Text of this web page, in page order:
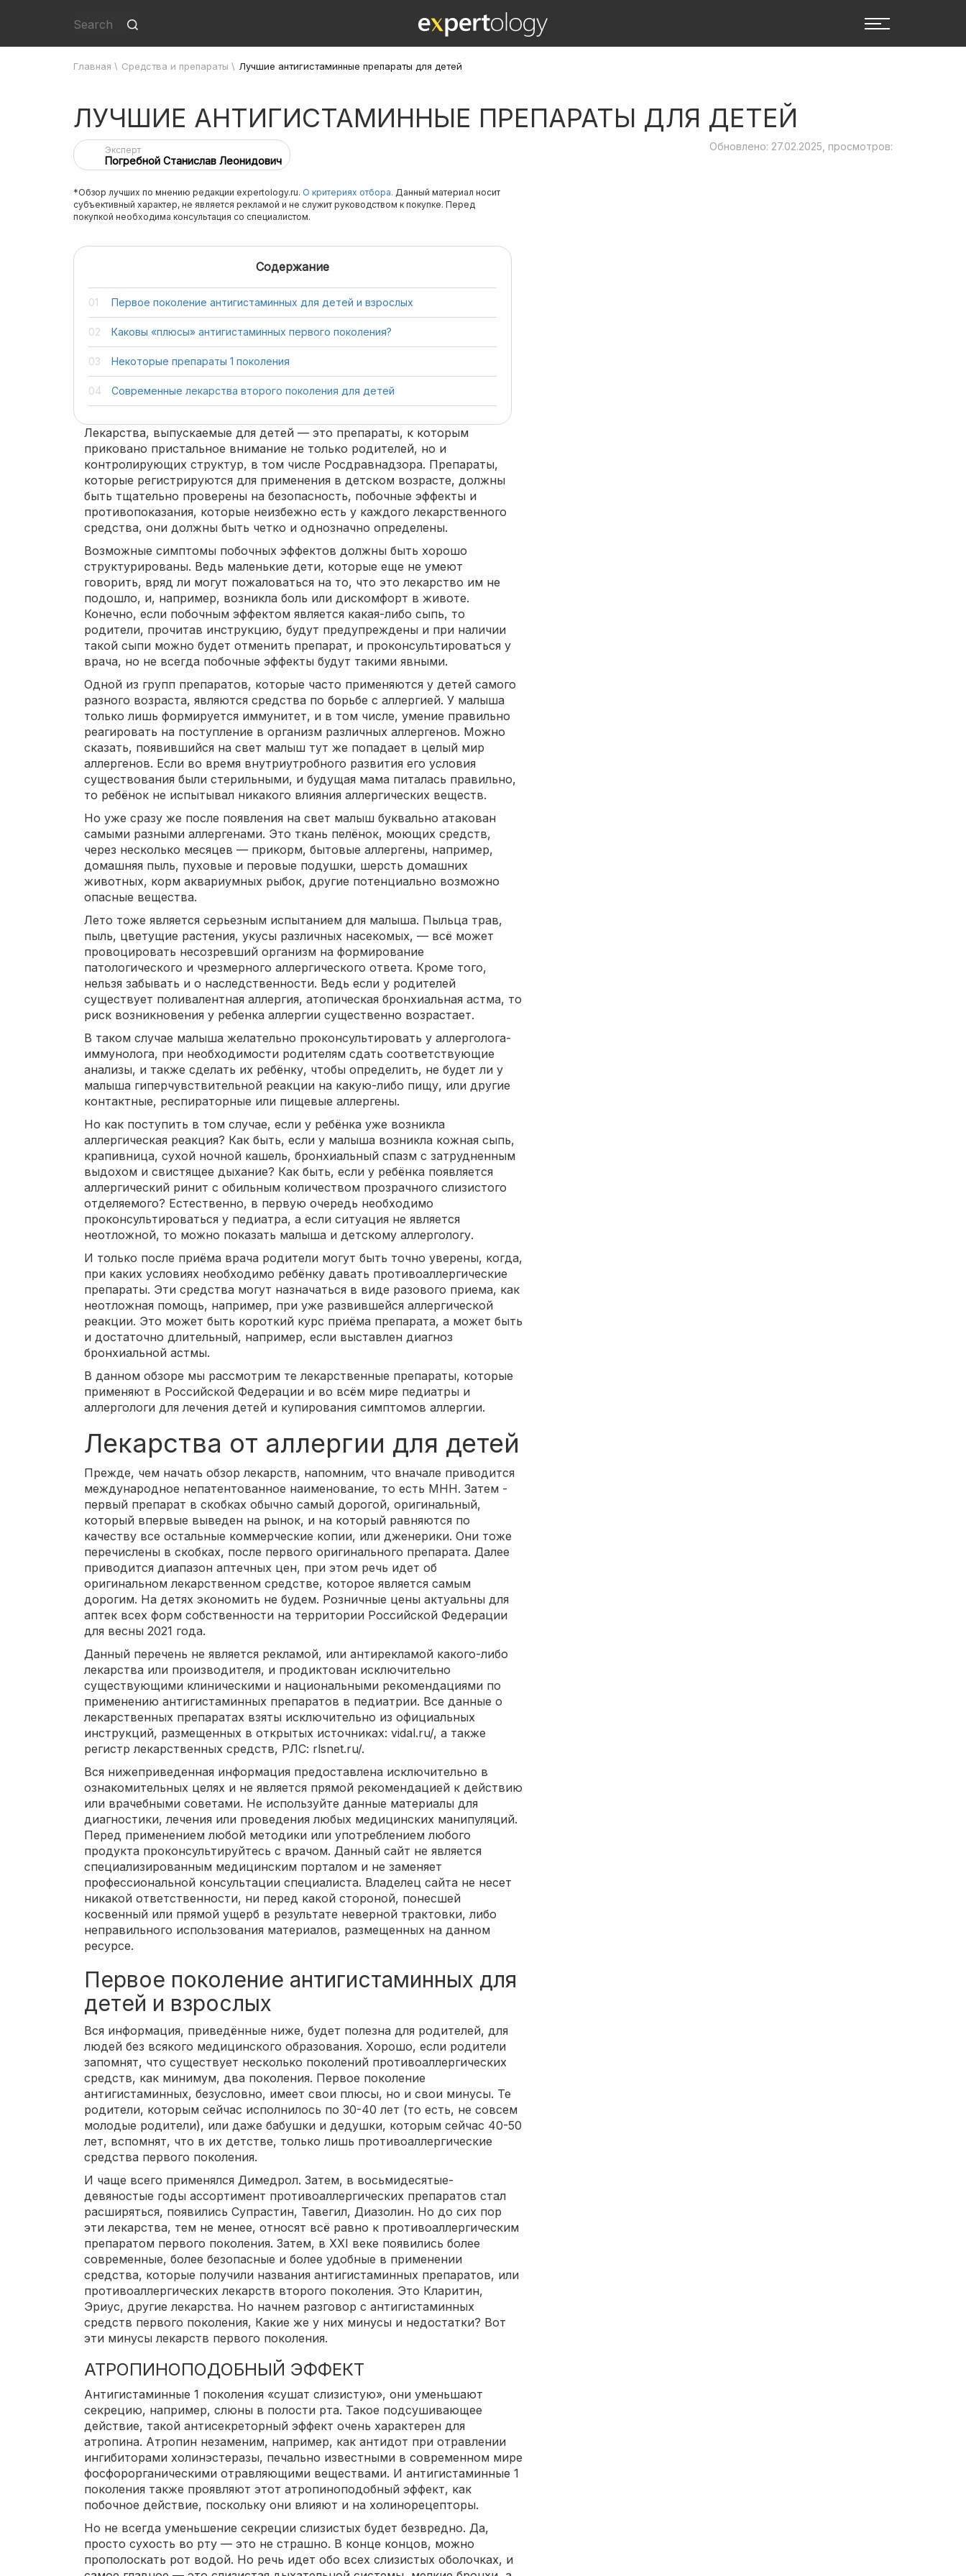
Главная \ Средства и препараты \ Лучшие антигистаминные препараты для детей
ЛУЧШИЕ АНТИГИСТАМИННЫЕ ПРЕПАРАТЫ ДЛЯ ДЕТЕЙ
Эксперт
Погребной Станислав Леонидович
Обновлено: 27.02.2025, просмотров:
*Обзор лучших по мнению редакции expertology.ru. О критериях отбора. Данный материал носит
субъективный характер, не является рекламой и не служит руководством к покупке. Перед
покупкой необходима консультация со специалистом.
Содержание
Первое поколение антигистаминных для детей и взрослых
Каковы «плюсы» антигистаминных первого поколения?
Некоторые препараты 1 поколения
Современные лекарства второго поколения для детей
Лекарства, выпускаемые для детей — это препараты, к которым
приковано пристальное внимание не только родителей, но и
контролирующих структур, в том числе Росдравнадзора. Препараты,
которые регистрируются для применения в детском возрасте, должны
быть тщательно проверены на безопасность, побочные эффекты и
противопоказания, которые неизбежно есть у каждого лекарственного
средства, они должны быть четко и однозначно определены.
Возможные симптомы побочных эффектов должны быть хорошо
структурированы. Ведь маленькие дети, которые еще не умеют
говорить, вряд ли могут пожаловаться на то, что это лекарство им не
подошло, и, например, возникла боль или дискомфорт в животе.
Конечно, если побочным эффектом является какая-либо сыпь, то
родители, прочитав инструкцию, будут предупреждены и при наличии
такой сыпи можно будет отменить препарат, и проконсультироваться у
врача, но не всегда побочные эффекты будут такими явными.
Одной из групп препаратов, которые часто применяются у детей самого
разного возраста, являются средства по борьбе с аллергией. У малыша
только лишь формируется иммунитет, и в том числе, умение правильно
реагировать на поступление в организм различных аллергенов. Можно
сказать, появившийся на свет малыш тут же попадает в целый мир
аллергенов. Если во время внутриутробного развития его условия
существования были стерильными, и будущая мама питалась правильно,
то ребёнок не испытывал никакого влияния аллергических веществ.
Но уже сразу же после появления на свет малыш буквально атакован
самыми разными аллергенами. Это ткань пелёнок, моющих средств,
через несколько месяцев — прикорм, бытовые аллергены, например,
домашняя пыль, пуховые и перовые подушки, шерсть домашних
животных, корм аквариумных рыбок, другие потенциально возможно
опасные вещества.
Лето тоже является серьезным испытанием для малыша. Пыльца трав,
пыль, цветущие растения, укусы различных насекомых, — всё может
провоцировать несозревший организм на формирование
патологического и чрезмерного аллергического ответа. Кроме того,
нельзя забывать и о наследственности. Ведь если у родителей
существует поливалентная аллергия, атопическая бронхиальная астма, то
риск возникновения у ребенка аллергии существенно возрастает.
В таком случае малыша желательно проконсультировать у аллерголога-
иммунолога, при необходимости родителям сдать соответствующие
анализы, и также сделать их ребёнку, чтобы определить, не будет ли у
малыша гиперчувствительной реакции на какую-либо пищу, или другие
контактные, респираторные или пищевые аллергены.
Но как поступить в том случае, если у ребёнка уже возникла
аллергическая реакция? Как быть, если у малыша возникла кожная сыпь,
крапивница, сухой ночной кашель, бронхиальный спазм с затрудненным
выдохом и свистящее дыхание? Как быть, если у ребёнка появляется
аллергический ринит с обильным количеством прозрачного слизистого
отделяемого? Естественно, в первую очередь необходимо
проконсультироваться у педиатра, а если ситуация не является
неотложной, то можно показать малыша и детскому аллергологу.
И только после приёма врача родители могут быть точно уверены, когда,
при каких условиях необходимо ребёнку давать противоаллергические
препараты. Эти средства могут назначаться в виде разового приема, как
неотложная помощь, например, при уже развившейся аллергической
реакции. Это может быть короткий курс приёма препарата, а может быть
и достаточно длительный, например, если выставлен диагноз
бронхиальной астмы.
В данном обзоре мы рассмотрим те лекарственные препараты, которые
применяют в Российской Федерации и во всём мире педиатры и
аллергологи для лечения детей и купирования симптомов аллергии.
Лекарства от аллергии для детей
Прежде, чем начать обзор лекарств, напомним, что вначале приводится
международное непатентованное наименование, то есть МНН. Затем -
первый препарат в скобках обычно самый дорогой, оригинальный,
который впервые выведен на рынок, и на который равняются по
качеству все остальные коммерческие копии, или дженерики. Они тоже
перечислены в скобках, после первого оригинального препарата. Далее
приводится диапазон аптечных цен, при этом речь идет об
оригинальном лекарственном средстве, которое является самым
дорогим. На детях экономить не будем. Розничные цены актуальны для
аптек всех форм собственности на территории Российской Федерации
для весны 2021 года.
Данный перечень не является рекламой, или антирекламой какого-либо
лекарства или производителя, и продиктован исключительно
существующими клиническими и национальными рекомендациями по
применению антигистаминных препаратов в педиатрии. Все данные о
лекарственных препаратах взяты исключительно из официальных
инструкций, размещенных в открытых источниках: vidal.ru/, а также
регистр лекарственных средств, РЛС: rlsnet.ru/.
Вся нижеприведенная информация предоставлена исключительно в
ознакомительных целях и не является прямой рекомендацией к действию
или врачебными советами. Не используйте данные материалы для
диагностики, лечения или проведения любых медицинских манипуляций.
Перед применением любой методики или употреблением любого
продукта проконсультируйтесь с врачом. Данный сайт не является
специализированным медицинским порталом и не заменяет
профессиональной консультации специалиста. Владелец сайта не несет
никакой ответственности, ни перед какой стороной, понесшей
косвенный или прямой ущерб в результате неверной трактовки, либо
неправильного использования материалов, размещенных на данном
ресурсе.
Первое поколение антигистаминных для
детей и взрослых
Вся информация, приведённые ниже, будет полезна для родителей, для
людей без всякого медицинского образования. Хорошо, если родители
запомнят, что существует несколько поколений противоаллергических
средств, как минимум, два поколения. Первое поколение
антигистаминных, безусловно, имеет свои плюсы, но и свои минусы. Те
родители, которым сейчас исполнилось по 30-40 лет (то есть, не совсем
молодые родители), или даже бабушки и дедушки, которым сейчас 40-50
лет, вспомнят, что в их детстве, только лишь противоаллергические
средства первого поколения.
И чаще всего применялся Димедрол. Затем, в восьмидесятые-
девяностые годы ассортимент противоаллергических препаратов стал
расширяться, появились Супрастин, Тавегил, Диазолин. Но до сих пор
эти лекарства, тем не менее, относят всё равно к противоаллергическим
препаратом первого поколения. Затем, в XXI веке появились более
современные, более безопасные и более удобные в применении
средства, которые получили названия антигистаминных препаратов, или
противоаллергических лекарств второго поколения. Это Кларитин,
Эриус, другие лекарства. Но начнем разговор с антигистаминных
средств первого поколения, Какие же у них минусы и недостатки? Вот
эти минусы лекарств первого поколения.
АТРОПИНОПОДОБНЫЙ ЭФФЕКТ
Антигистаминные 1 поколения «сушат слизистую», они уменьшают
секрецию, например, слюны в полости рта. Такое подсушивающее
действие, такой антисекреторный эффект очень характерен для
атропина. Атропин незаменим, например, как антидот при отравлении
ингибиторами холинэстеразы, печально известными в современном мире
фосфорорганическими отравляющими веществами. И антигистаминные 1
поколения также проявляют этот атропиноподобный эффект, как
побочное действие, поскольку они влияют и на холинорецепторы.
Но не всегда уменьшение секреции слизистых будет безвредно. Да,
просто сухость во рту — это не страшно. В конце концов, можно
прополоскать рот водой. Но речь идет обо всех слизистых оболочках, и